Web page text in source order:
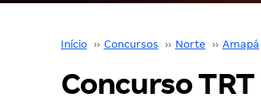
Início ›› Concursos ›› Norte ›› Amapá
Concurso